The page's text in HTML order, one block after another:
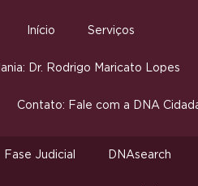
Início Serviços
Dr. Rodrigo Maricato Lopes
Contato: Fale com a DNA
Fase Judicial DNAsearch